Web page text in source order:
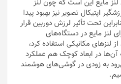
مایع این است که چون لنز
اپتیکال تصویر نیز بهبود پیدا
تحت تأثیر لرزش دوربین قرار
لنز مایع در دستگاه‌های
لنزهای مکانیکی استفاده کرد،
آن‌ها در ابعاد کوچک هم عملکرد
به زودی در گوشی‌های هوشمند